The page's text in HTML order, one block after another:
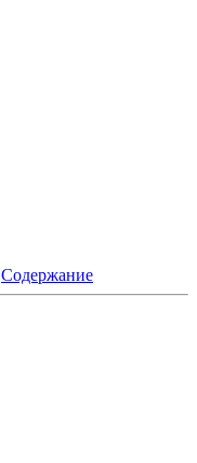
Содержание